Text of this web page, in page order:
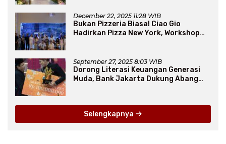
December 22, 2025 11:28 WIB
Bukan Pizzeria Biasa! Ciao Gio
Hadirkan Pizza New York, Workshop
September 27, 2025 8:03 WIB
Dorong Literasi Keuangan Generasi
Muda, Bank Jakarta Dukung Abang
Selengkapnya